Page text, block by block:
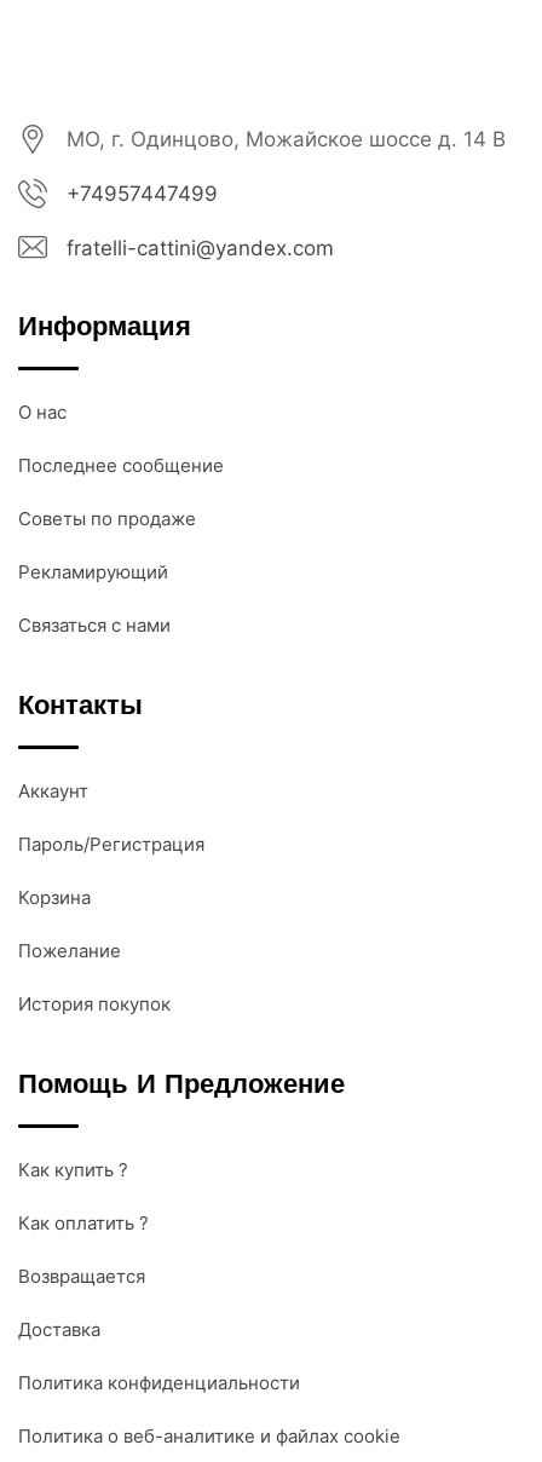
МО, г. Одинцово, Можайское шоссе д. 14 В
+74957447499
fratelli-cattini@yandex.com
Информация
О нас
Последнее сообщение
Советы по продаже
Рекламирующий
Связаться с нами
Контакты
Аккаунт
Пароль/Регистрация
Корзина
Пожелание
История покупок
Помощь И Предложение
Как купить ?
Как оплатить ?
Возвращается
Доставка
Политика конфиденциальности
Политика о веб-аналитике и файлах cookie